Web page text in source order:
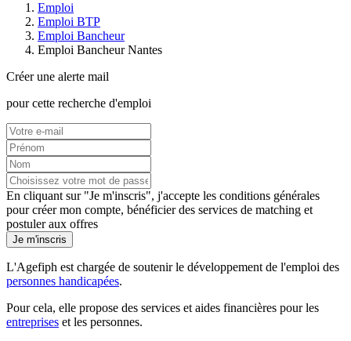
Emploi
Emploi BTP
Emploi Bancheur
Emploi Bancheur Nantes
Créer une alerte mail
pour cette recherche d'emploi
En cliquant sur "Je m'inscris", j'accepte les conditions générales
pour créer mon compte, bénéficier des services de matching et
postuler aux offres
Je m'inscris
L'Agefiph est chargée de soutenir le développement de l'emploi des
personnes handicapées.
Pour cela, elle propose des services et aides financières pour les
entreprises et les personnes.